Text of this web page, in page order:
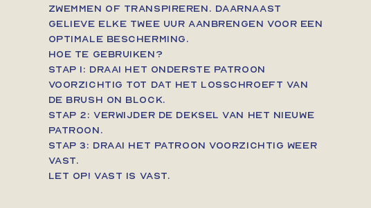
zwemmen of transpireren. Daarnaast
gelieve elke twee uur aanbrengen voor een
optimale bescherming.
HOE TE GEBRUIKEN?
Stap 1: Draai het onderste patroon
voorzichtig tot dat het losschroeft van
de Brush on Block.
Stap 2: Verwijder de deksel van het nieuwe
patroon.
Stap 3: Draai het patroon voorzichtig weer
vast.
LET OP! Vast is vast.